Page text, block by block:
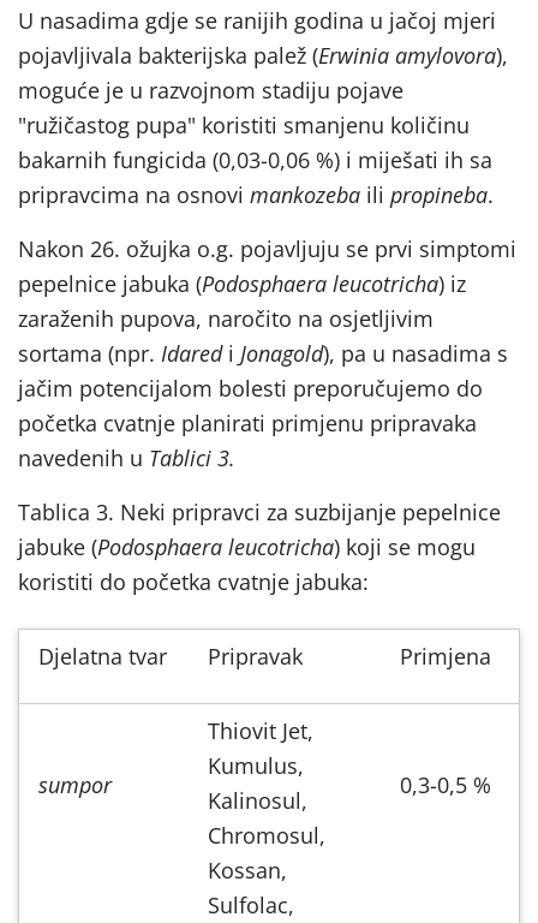
U nasadima gdje se ranijih godina u jačoj mjeri
pojavljivala bakterijska palež (Erwinia amylovora),
moguće je u razvojnom stadiju pojave
"ružičastog pupa" koristiti smanjenu količinu
bakarnih fungicida (0,03-0,06 %) i miješati ih sa
pripravcima na osnovi mankozeba ili propineba.
Nakon 26. ožujka o.g. pojavljuju se prvi simptomi
pepelnice jabuka (Podosphaera leucotricha) iz
zaraženih pupova, naročito na osjetljivim
sortama (npr. Idaredi Jonagold), pa u nasadima s
jačim potencijalom bolesti preporučujemo do
početka cvatnje planirati primjenu pripravaka
navedenih u Tablici 3.
Tablica 3. Neki pripravci za suzbijanje pepelnice
jabuke (Podosphaera leucotricha) koji se mogu
koristiti do početka cvatnje jabuka:
Djelatna tvar Pripravak Primjena
sumpor
Thiovit Jet,
Kumulus,
Kalinosul,
Chromosul,
Kossan,
Sulfolac,
0,3-0,5 %